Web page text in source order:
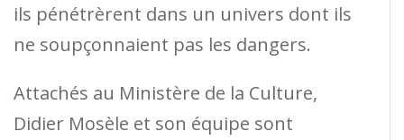
ils pénétrèrent dans un univers dont ils
ne soupçonnaient pas les dangers.
Attachés au Ministère de la Culture,
Didier Mosèle et son équipe sont